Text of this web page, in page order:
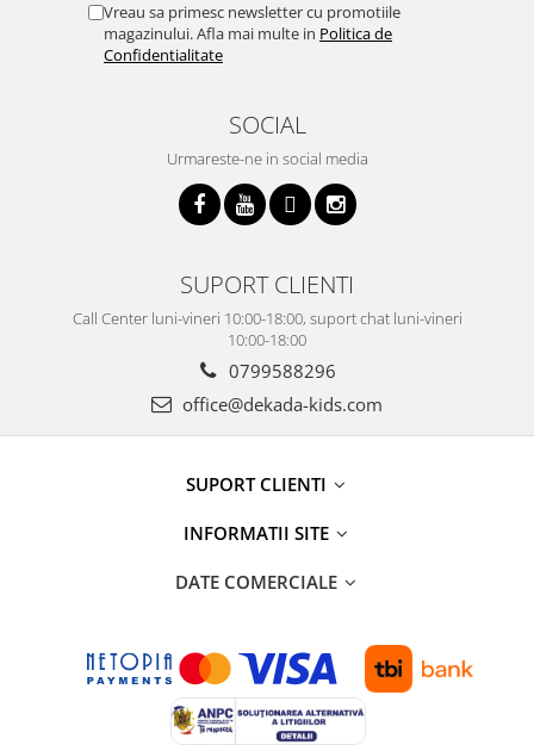
Vreau sa primesc newsletter cu promotiile
magazinului. Afla mai multe in Politica de
Confidentialitate
SOCIAL
Urmareste-ne in social media
SUPORT CLIENTI
Call Center luni-vineri 10:00-18:00, suport chat luni-vineri
10:00-18:00
0799588296
office@dekada-kids.com
SUPORT CLIENTI
INFORMATII SITE
DATE COMERCIALE